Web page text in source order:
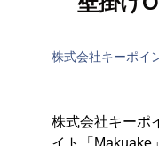
株式会社キーポイ
株式会社キーポ
イト「Makuake